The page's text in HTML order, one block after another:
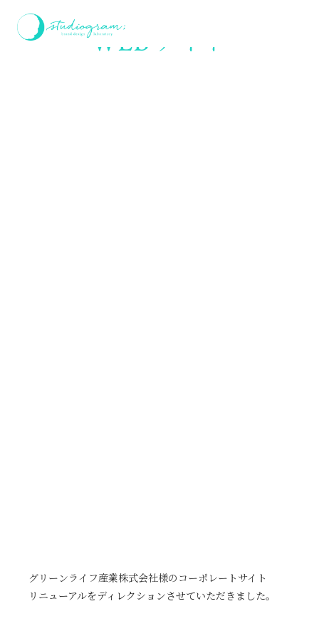
ホーム WEBサイト
グリーンライフ産業株式会社様のコーポレートサイト
リニューアルをディレクションさせていただきました。